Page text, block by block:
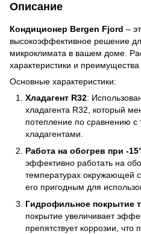
Описание
Кондиционер Bergen Fjord –
высокоэффективное решение
микроклимата в вашем доме.
характеристики и
Основные характеристики:
Хладагент R32:
хладагента R32, который
потепление по сравнению
хладагентами.
Работа на обогрев при -
эффективно работать на
температурах окружающей
его пригодным для
Гидрофильное покрытие
покрытие увеличивает
препятствует коррозии, что